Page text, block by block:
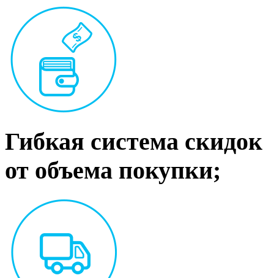
Гибкая система скидок
от объема покупки;